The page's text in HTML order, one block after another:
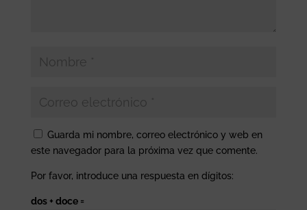
Guarda mi nombre, correo electrónico y web en
este navegador para la próxima vez que comente.
Por favor, introduce una respuesta en dígitos:
dos + doce =